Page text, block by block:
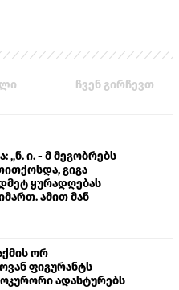
ჩვენ გირჩევთ
„ნ. ი. - მ მეგობრებს
გიგა
ყურადღებას
ამით მან
გიგა ავალიანს“
ორ
ფიგურანტს
ადასტურებს